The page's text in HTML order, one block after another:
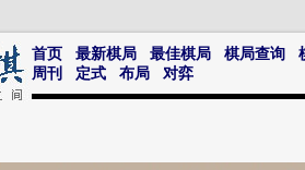
首页 最新棋局 最佳棋局 棋局查询
周刊
定式 布局 对弈